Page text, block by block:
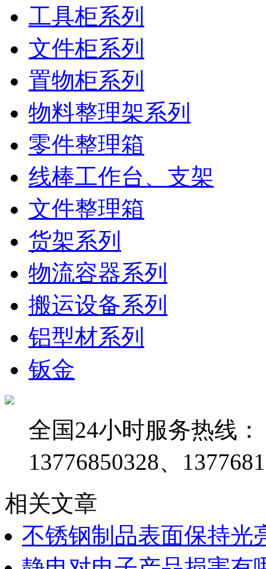
工具柜系列
文件柜系列
置物柜系列
物料整理架系列
零件整理箱
线棒工作台、支架
文件整理箱
货架系列
物流容器系列
搬运设备系列
铝型材系列
钣金
全国24小时服务热线：
13776850328、
相关文章
不锈钢制品表面保持光